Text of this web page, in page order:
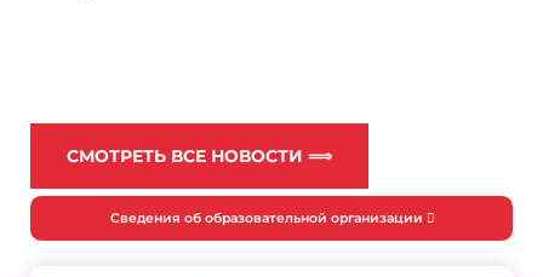
СМОТРЕТЬ ВСЕ НОВОСТИ ⟹
Сведения об образовательной организации